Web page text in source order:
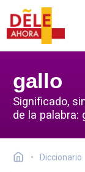
gallo
Significado,
de la palabra:
Diccionario